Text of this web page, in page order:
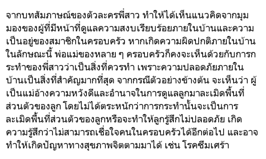
จากบทสัมภาษณ์ของตัวละครพี่สาว ทำให้ได้เห็นแนวคิดจากมุม
มองของผู้ที่มีหน้าที่ดูแลความสงบเรียบร้อยภายในบ้านและความ
เป็นอยู่ของสมาชิกในครอบครัว หากเกิดความผิดปกติภายในบ้าน
ในลักษณะนี้ พ่อแม่ของหลาย ๆ ครอบครัวก็คงจะเห็นด้วยกับการก
ระทำของพี่สาวว่าเป็นสิ่งที่ควรทำ เพราะความปลอดภัยภายใน
บ้านเป็นสิ่งที่สำคัญมากที่สุด จากกรณีตัวอย่างข้างต้น จะเห็นว่า ผู้
เป็นแม่อ้างความหวังดีและอำนาจในการดูแลลูกมาละเมิดพื้นที่
ส่วนตัวของลูก โดยไม่ได้ตระหนักว่าการกระทำนั้นจะเป็นการ
ละเมิดพื้นที่ส่วนตัวของลูกหรือจะทำให้ลูกรู้สึกไม่ปลอดภัย เกิด
ความรู้สึกว่าไม่สามารถเชื่อใจคนในครอบครัวได้อีกต่อไป และอาจ
ทำให้เกิดปัญหาทางสุขภาพจิตตามมาได้ เช่น โรคซึมเศร้า